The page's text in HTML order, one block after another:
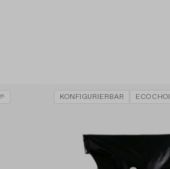
KONFIGURIERBAR ECO